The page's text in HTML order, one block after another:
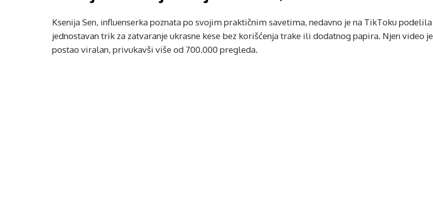
Ksenija Sen, influenserka poznata po svojim praktičnim savetima, nedavno je na TikToku podelila
jednostavan trik za zatvaranje ukrasne kese bez korišćenja trake ili dodatnog papira. Njen video je
postao viralan, privukavši više od 700.000 pregleda.